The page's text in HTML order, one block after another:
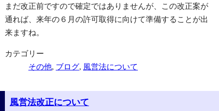
まだ改正前ですので確定ではありませんが、この改正案が
通れば、来年の６月の許可取得に向けて準備することが出
来ますね。
カテゴリー
その他, ブログ, 風営法について
風営法改正について